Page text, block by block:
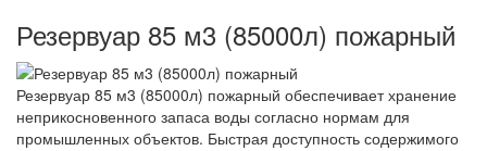
Резервуар 85 м3 (85000л) пожарный
Резервуар 85 м3 (85000л) пожарный обеспечивает хранение
неприкосновенного запаса воды согласно нормам для
промышленных объектов. Быстрая доступность содержимого